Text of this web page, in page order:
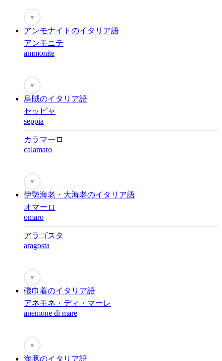
♥
アンモナイトのイタリア語
アンモニテ
ammonite
♥
烏賊のイタリア語
セッピャ
seppia
カラマーロ
calamaro
♥
伊勢海老・大海老のイタリア語
オマーロ
omaro
アラゴスタ
aragosta
♥
磯巾着のイタリア語
アネモネ・ディ・マーレ
anemone di mare
♥
海豚のイタリア語